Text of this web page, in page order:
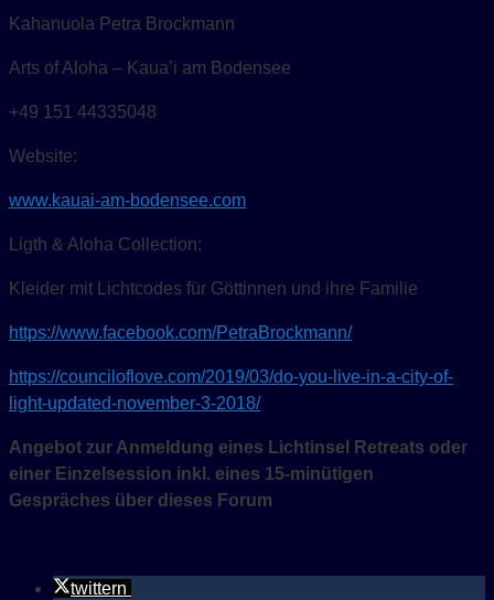
Kahanuola Petra Brockmann
Arts of Aloha – Kaua’i am Bodensee
+49 151 44335048
Website:
www.kauai-am-bodensee.com
Ligth & Aloha Collection:
Kleider mit Lichtcodes für Göttinnen und ihre Familie
https://www.facebook.com/PetraBrockmann/
https://counciloflove.com/2019/03/do-you-live-in-a-city-of-
light-updated-november-3-2018/
Angebot zur Anmeldung eines Lichtinsel Retreats oder
einer Einzelsession inkl. eines 15-minütigen
Gespräches über dieses Forum
twittern